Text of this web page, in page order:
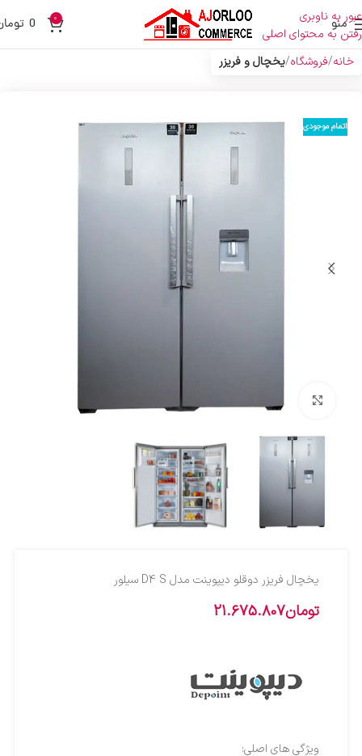
عبور به ناوبری
رفتن به محتوای اصلی
منو 0
0
خانه فروشگاه یخچال و فریزر
اتمام موجودی
یخچال فریزر دوقلو دیپوینت مدل D4 S سیلور
تومان21.675.807
ویژگی های اصلی: